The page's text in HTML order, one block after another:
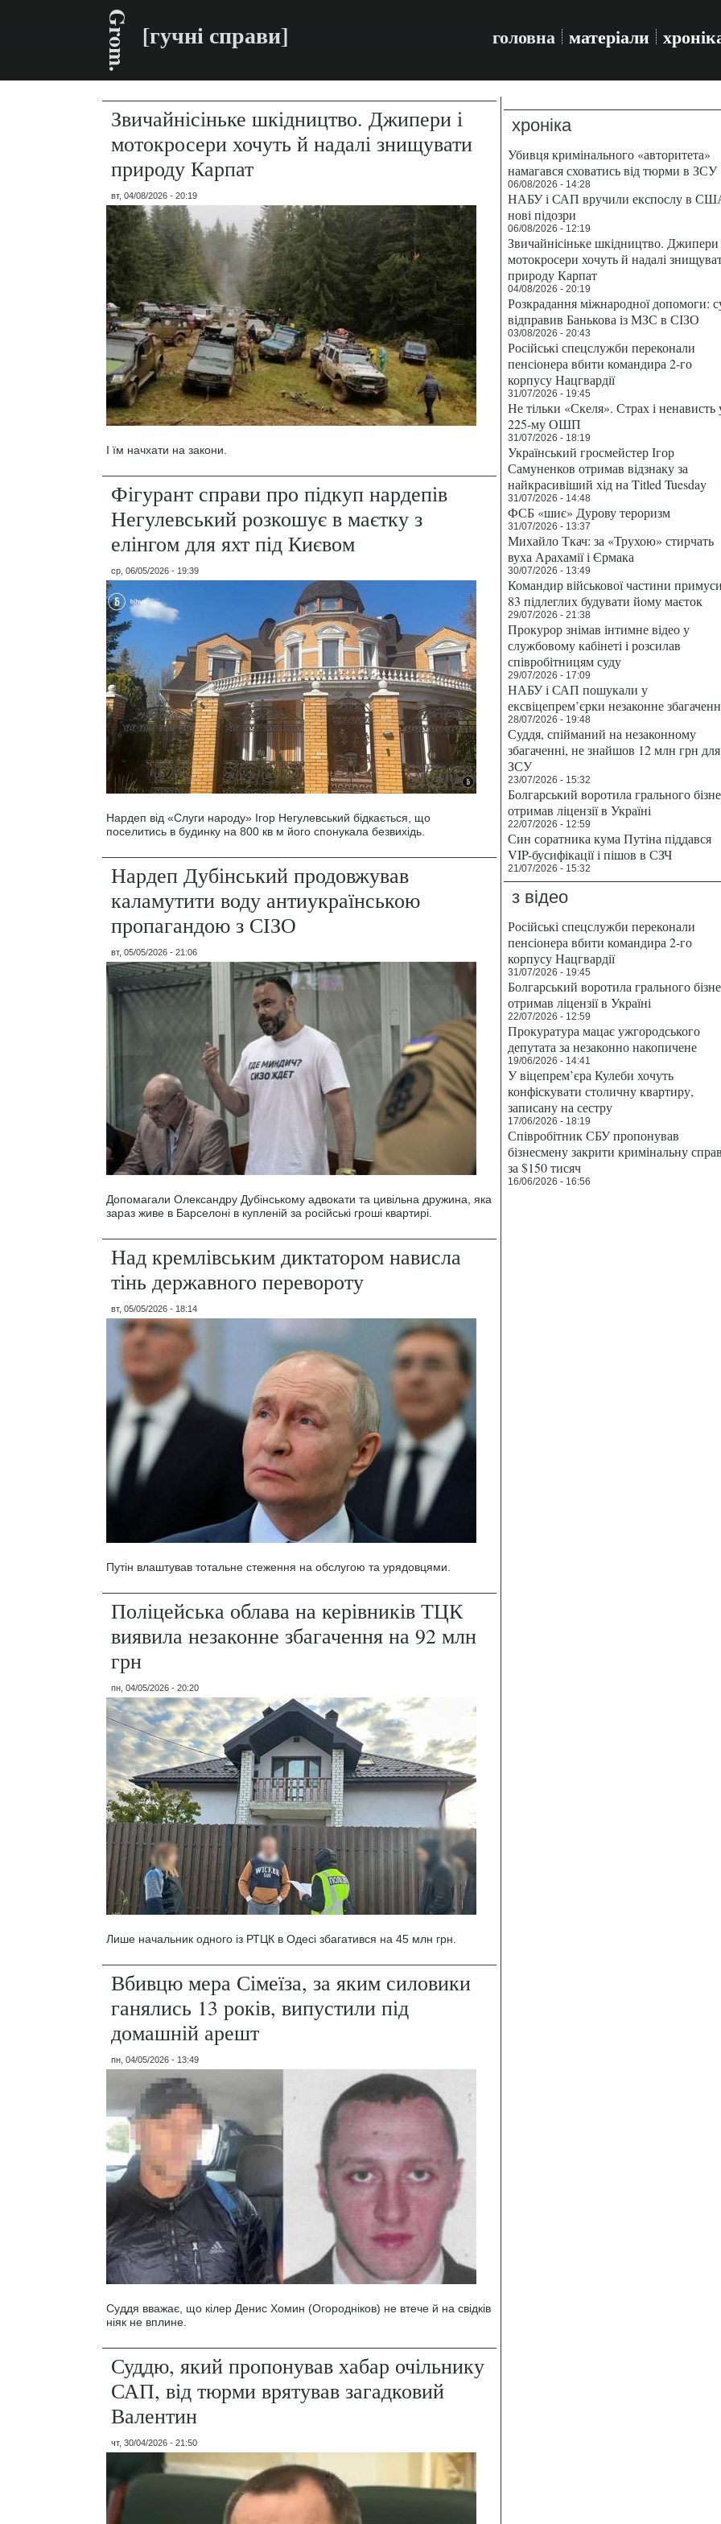
Grom. [гучні справи] головна матеріали
Звичайнісіньке шкідництво. Джипери і
мотокросери хочуть й надалі знищувати
природу Карпат
вт, 04/08/2026 - 20:19
І їм начхати на закони.
Фігурант справи про підкуп нардепів
Негулевський розкошує в маєтку з
елінгом для яхт під Києвом
ср, 06/05/2026 - 19:39
Нардеп від «Слуги народу» Ігор Негулевський бідкається, що
поселитись в будинку на 800 кв м його спонукала безвихідь.
Нардеп Дубінський продовжував
каламутити воду антиукраїнською
пропагандою з СІЗО
вт, 05/05/2026 - 21:06
Допомагали Олександру Дубінському адвокати та цивільна дружина, яка
зараз живе в Барселоні в купленій за російські гроші квартирі.
Над кремлівським диктатором нависла
тінь державного перевороту
вт, 05/05/2026 - 18:14
Путін влаштував тотальне стеження на обслугою та урядовцями.
Поліцейська облава на керівників ТЦК
виявила незаконне збагачення на 92 млн
грн
пн, 04/05/2026 - 20:20
Лише начальник одного із РТЦК в Одесі збагатився на 45 млн грн.
Вбивцю мера Сімеїза, за яким силовики
ганялись 13 років, випустили під
домашній арешт
пн, 04/05/2026 - 13:49
Суддя вважає, що кілер Денис Хомин (Огородніков) не втече й на свідків
ніяк не вплине.
Суддю, який пропонував хабар очільнику
САП, від тюрми врятував загадковий
Валентин
чт, 30/04/2026 - 21:50
хроніка
Убивця кримінального «авторитета»
намагався сховатись від тюрми в ЗСУ
06/08/2026 - 14:28
НАБУ і САП вручили експослу в
нові підозри
06/08/2026 - 12:19
Звичайнісіньке шкідництво. Джипери
мотокросери хочуть й надалі
природу Карпат
04/08/2026 - 20:19
Розкрадання міжнародної допомоги:
відправив Банькова із МЗС в СІЗО
03/08/2026 - 20:43
Російські спецслужби переконали
пенсіонера вбити командира 2-го
корпусу Нацгвардії
31/07/2026 - 19:45
Не тільки «Скеля». Страх і ненависть
225-му ОШП
31/07/2026 - 18:19
Український гросмейстер Ігор
Самуненков отримав відзнаку за
найкрасивіший хід на Titled Tuesday
31/07/2026 - 14:48
ФСБ «шиє» Дурову тероризм
31/07/2026 - 13:37
Михайло Ткач: за «Трухою» стирчать
вуха Арахамії і Єрмака
30/07/2026 - 13:49
Командир військової частини
83 підлеглих будувати йому маєток
29/07/2026 - 21:38
Прокурор знімав інтимне відео у
службовому кабінеті і розсилав
співробітницям суду
29/07/2026 - 17:09
НАБУ і САП пошукали у
ексвіцепрем’єрки незаконне
28/07/2026 - 19:48
Суддя, спійманий на незаконному
збагаченні, не знайшов 12 млн грн для
ЗСУ
23/07/2026 - 15:32
Болгарський воротила грального
отримав ліцензії в Україні
22/07/2026 - 12:59
Син соратника кума Путіна піддався
VIP-бусифікації і пішов в СЗЧ
21/07/2026 - 15:32
з відео
Російські спецслужби переконали
пенсіонера вбити командира 2-го
корпусу Нацгвардії
31/07/2026 - 19:45
Болгарський воротила грального
отримав ліцензії в Україні
22/07/2026 - 12:59
Прокуратура мацає ужгородського
депутата за незаконно накопичене
19/06/2026 - 14:41
У віцепрем’єра Кулеби хочуть
конфіскувати столичну квартиру,
записану на сестру
17/06/2026 - 18:19
Співробітник СБУ пропонував
бізнесмену закрити кримінальну
за $150 тисяч
16/06/2026 - 16:56